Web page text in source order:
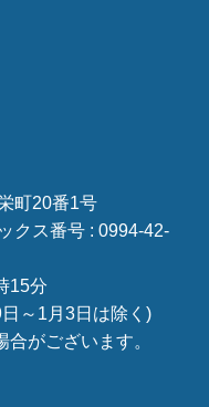
町20番1号
クス番号 : 0994-42-
15分
～1月3日は除く)
がございます。